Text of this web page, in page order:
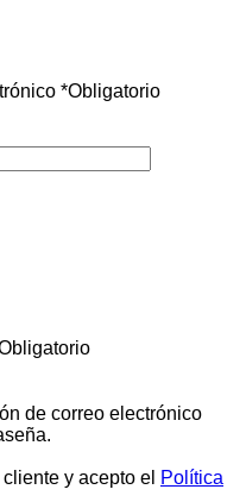
*Obligatorio
de correo electrónico
y acepto el Política